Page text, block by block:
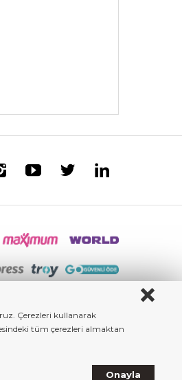
Onayla
Çerezleri kullanarak
tüm çerezleri almaktan